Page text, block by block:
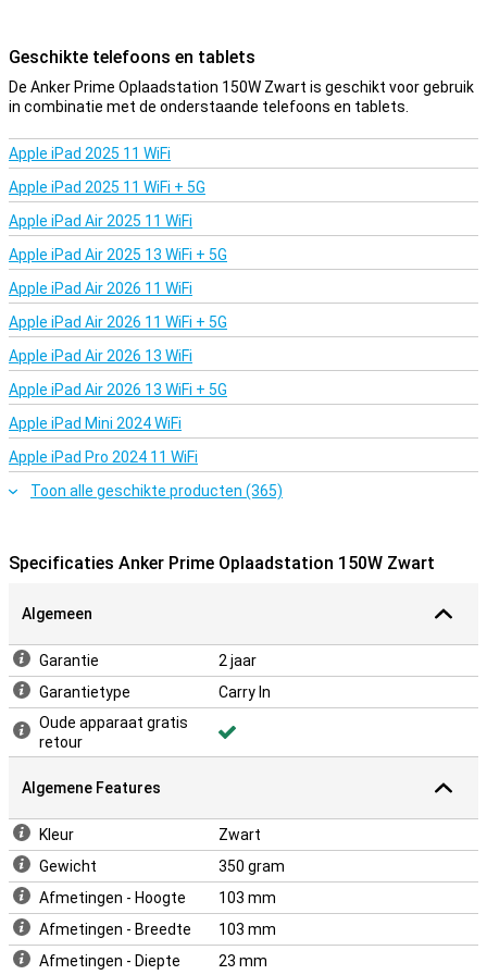
tot laptops en draadloze oortjes: je hebt altijd de juiste aansluiting
opladers of stopcontacten.
PowerIQ 4.0
Dankzij PowerIQ 4.0 detecteert het station automatisch welke
apparaten je aansluit. Vervolgens past het de verdeling van het
vermogen slim aan, zodat elk apparaat precies krijgt wat het nodig
heeft. Zo laad je je laptop efficiënt op, zonder dat je telefoon of
oortjes achterblijven. Je haalt dus altijd het maximale uit elke poort.
Handige app
Verbind het Anker Prime Oplaadstation 150W Zwart via Bluetooth
of WiFi met de Anker-app en krijg direct inzicht in real-time
laadgegevens. Zo zie je precies hoeveel stroom elk apparaat
ontvangt. Ook kun je eenvoudig OTA-updates installeren, poorten
in- of uitschakelen of timers instellen voor meer controle over je
Veiligheid
Veiligheid staat voorop. Met ActiveShield 4.0 meet het
oplaadstation meer dan 10 miljoen keer per dag de temperatuur. Dit
niet als je meerdere apparaten tegelijk gebruikt.
Geschikte telefoons en tablets
De Anker Prime Oplaadstation 150W Zwart is geschikt voor gebruik
in combinatie met de onderstaande telefoons en tablets.
Apple iPad 2025 11 WiFi
Apple iPad 2025 11 WiFi + 5G
Apple iPad Air 2025 11 WiFi
Apple iPad Air 2025 13 WiFi + 5G
Apple iPad Air 2026 11 WiFi
Apple iPad Air 2026 11 WiFi + 5G
Apple iPad Air 2026 13 WiFi
Apple iPad Air 2026 13 WiFi + 5G
Apple iPad Mini 2024 WiFi
Apple iPad Pro 2024 11 WiFi
Toon alle geschikte producten (365)
Specificaties Anker Prime Oplaadstation 150W Zwart
Algemeen
Garantie
2 jaar
Garantietype
Carry In
Oude apparaat gratis
retour
Algemene Features
Kleur
Zwart
Gewicht
350 gram
Afmetingen - Hoogte
103 mm
Afmetingen - Breedte
103 mm
Afmetingen - Diepte
23 mm